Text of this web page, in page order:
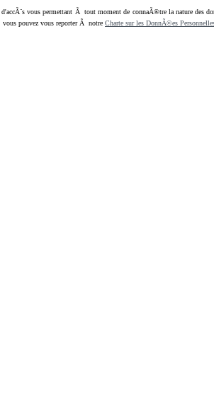
vous permettant Ã tout moment de connaÃ®tre la nature des
vous pouvez vous reporter Ã notre Charte sur les DonnÃ©es